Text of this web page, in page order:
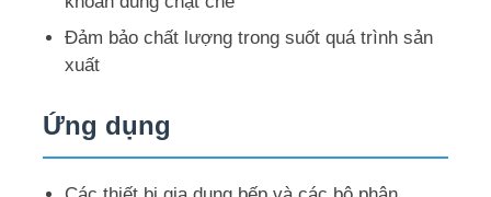
Sản phẩm
Hướng dẫn VR
Đảm bảo chất lượng trong suốt quá trình sản
xuất
Ứng dụng